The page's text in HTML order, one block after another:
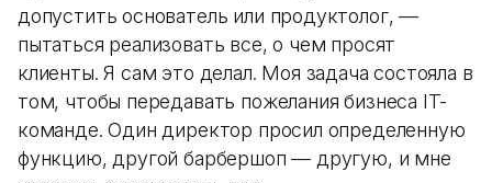
допустить основатель или продуктолог, —
пытаться реализовать все, о чем просят
клиенты. Я сам это делал. Моя задача состояла в
том, чтобы передавать пожелания бизнеса IT-
команде. Один директор просил определенную
функцию, другой барбершоп — другую, и мне